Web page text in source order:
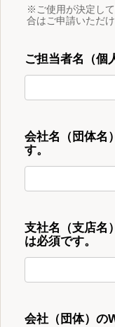
※ご使用が決定し
合はご申請いただけ
ご担当者名（個
会社名（団体名
す。
支社名（支店名
は必須です。
会社（団体）の